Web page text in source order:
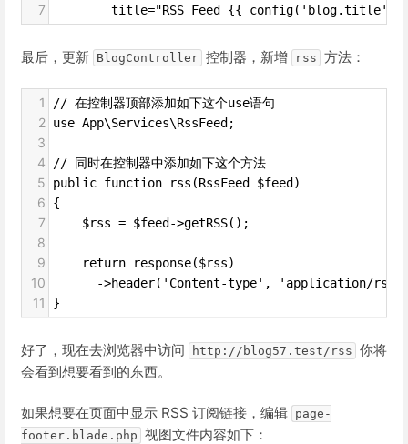
7
title="RSS Feed {{ config('blog.title')
最后，更新 BlogController 控制器，新增 rss 方法：
1 // 在控制器顶部添加如下这个use语句
2 use App\Services\RssFeed;
3
4
// 同时在控制器中添加如下这个方法
5 public function rss(RssFeed $feed)
6 {
7
    $rss = $feed->getRSS();
8
9
    return response($rss)
10
->header('Content-type', 'application/
11 }
好了，现在去浏览器中访问 http://blog57.test/rss 你将
会看到想要看到的东西。
如果想要在页面中显示 RSS 订阅链接，编辑 page-
footer.blade.php 视图文件内容如下：